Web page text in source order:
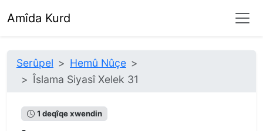
Amîda Kurd
Serûpel
Hemû Nûçe
Îslama Siyasî Xelek 31
1 deqîqe xwendin